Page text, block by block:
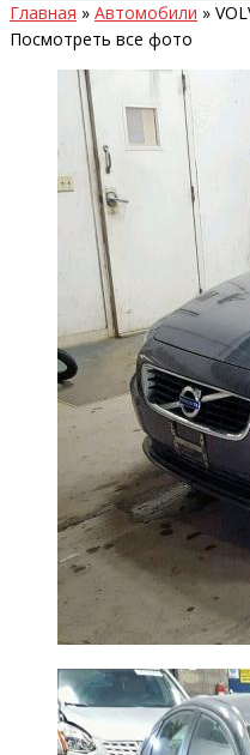
Главная » Автомобили »
Посмотреть все фото